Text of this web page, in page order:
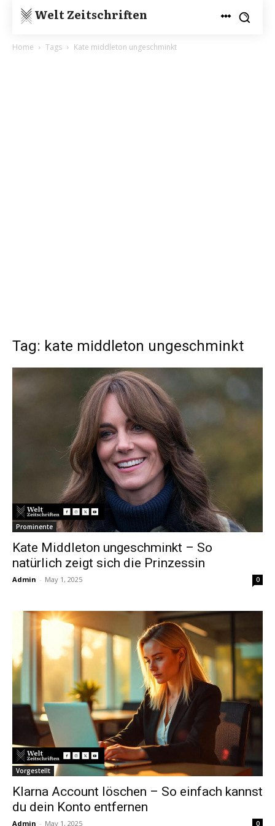
Welt Zeitschriften
Home Tags Kate middleton ungeschminkt
Tag: kate middleton ungeschminkt
Prominente
Kate Middleton ungeschminkt – So
natürlich zeigt sich die Prinzessin
Admin - May 1, 2025 0
Vorgestellt
Klarna Account löschen – So einfach kannst
du dein Konto entfernen
Admin - May 1, 2025 0